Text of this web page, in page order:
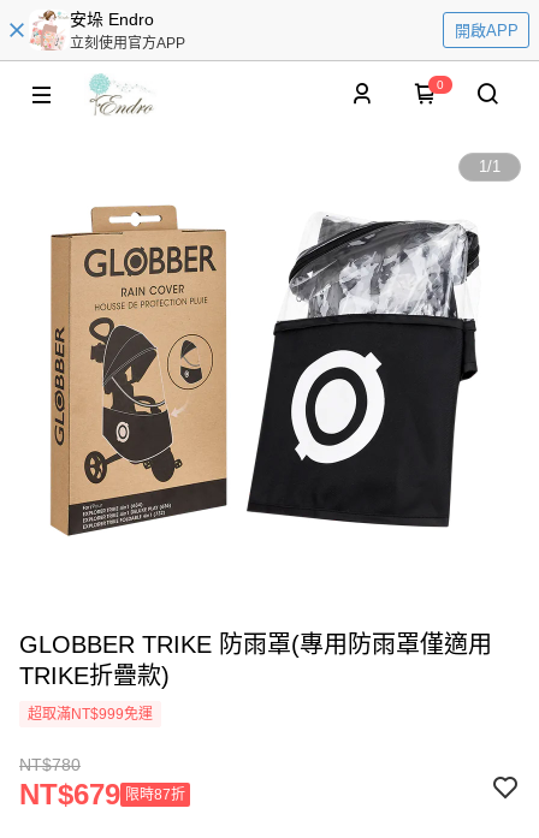
安垛 Endro
立刻使用官方APP
開啟APP
0
1/1
GLOBBER TRIKE 防雨罩(專用防雨罩僅適用
TRIKE折疊款)
超取滿NT$999免運
NT$780
NT$679 限時87折